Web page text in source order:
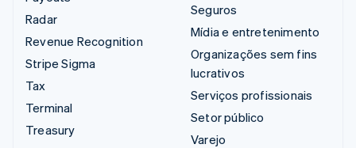
Radar
Revenue Recognition
Stripe Sigma
Tax
Terminal
Treasury
Seguros
Mídia e entretenimento
Organizações sem fins
lucrativos
Serviços profissionais
Setor público
Varejo